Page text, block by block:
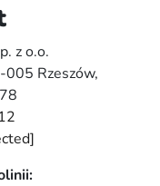
z o.o.
005 Rzeszów,